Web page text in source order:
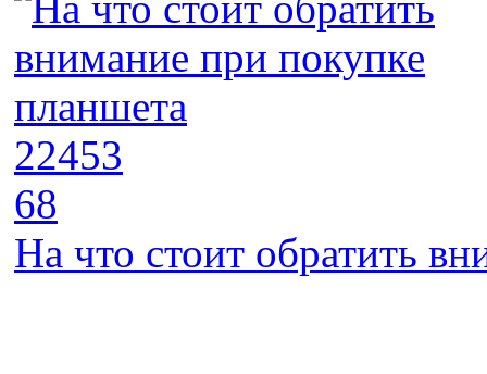
22453
68
На что стоит обратить